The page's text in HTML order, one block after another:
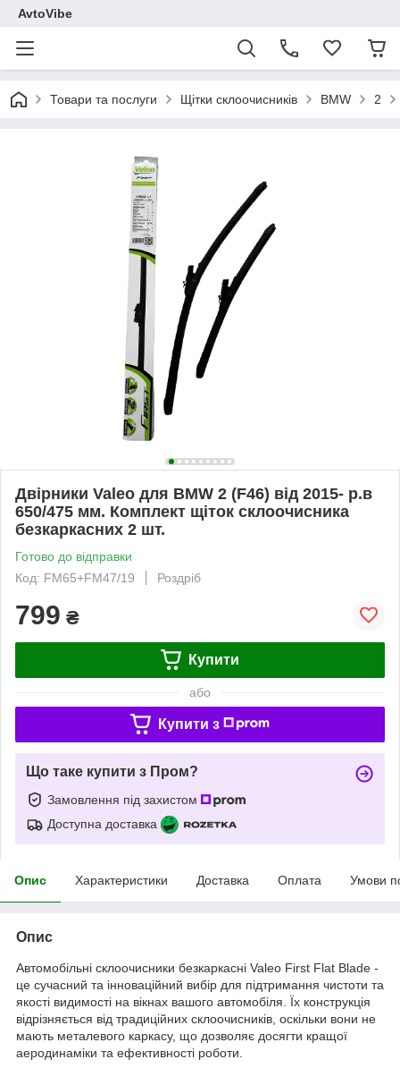
AvtoVibe
Товари та послуги Щітки склоочисників BMW 2
Двірники Valeo для BMW 2 (F46) від 2015- р.в
650/475 мм. Комплект щіток склоочисника
безкаркасних 2 шт.
Готово до відправки
Код: FM65+FM47/19
Роздріб
799 ₴
Купити
або
Купити з
Що таке купити з Пром?
Замовлення під захистом
Доступна доставка
Опис Характеристики Доставка Оплата Умови
Опис
Автомобільні склоочисники безкаркасні Valeo First Flat Blade -
це сучасний та інноваційний вибір для підтримання чистоти та
якості видимості на вікнах вашого автомобіля. Їх конструкція
відрізняється від традиційних склоочисників, оскільки вони не
мають металевого каркасу, що дозволяє досягти кращої
аеродинаміки та ефективності роботи.